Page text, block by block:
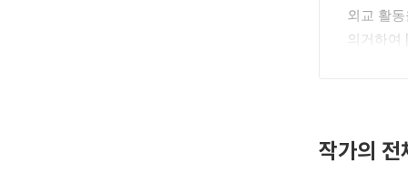
외교 활
의거하여
작가의 전